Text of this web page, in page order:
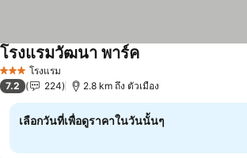
3 ดาว โรงแรม
โรงแรมวัฒนา พาร์คดูราคา
7.2 224 2.8 km ถึง ตัวเมือง
เลือกวันที่เพื่อดูราคาในวันนั้นๆ